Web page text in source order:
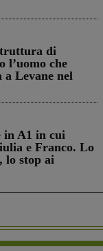
di
l’uomo che
a Levane nel
in A1 in cui
e Franco. Lo
lo stop ai